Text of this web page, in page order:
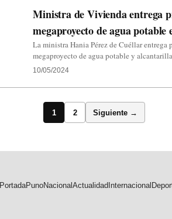
Ministra de Vivienda entrega
megaproyecto de agua potable
La ministra Hania Pérez de Cuéllar
megaproyecto de agua potable y
10/05/2024
1 2 Siguiente →
PortadaPunoNacionalActualidad Internacional